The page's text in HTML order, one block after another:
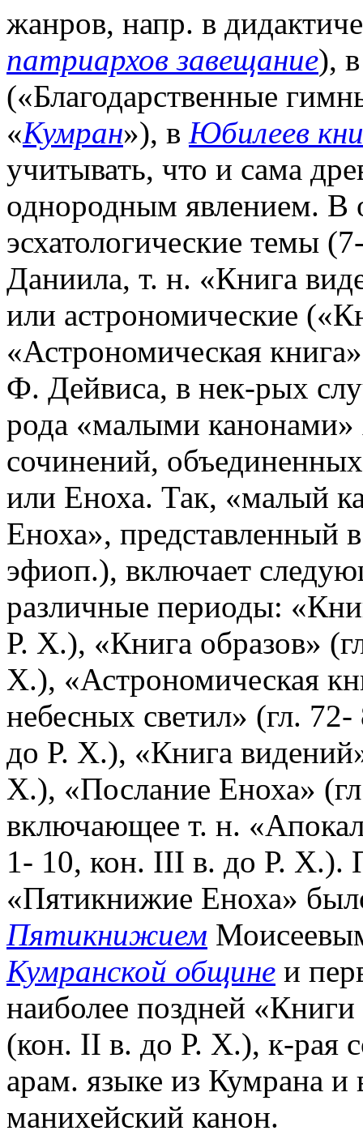
жанров, напр. в
патриархов завещание),
(«Благодарственные
«Кумран»), в Юбилеев
учитывать, что и сама
однородным явлением. В
эсхатологические темы
Даниила, т. н. «Книга
или астрономические
«Астрономическая
Ф. Дейвиса, в нек-рых
рода «малыми
сочинений,
или Еноха. Так, «малый
Еноха», представленный
эфиоп.), включает
различные периоды:
Р. Х.), «Книга образов»
Х.), «Астрономическая
небесных светил» (гл. 72-
до Р. Х.), «Книга
Х.), «Послание Еноха»
включающее т. н.
1- 10, кон. III в. до Р.
«Пятикнижие Еноха»
Пятикнижием
Кумранской общине и
наиболее поздней
(кон. II в. до Р. Х.), к-рая
арам. языке из Кумрана и
манихейский канон.